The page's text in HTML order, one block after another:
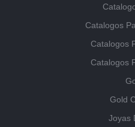
Catalogos
Catalogos
Catalogos
Gold
Joyas